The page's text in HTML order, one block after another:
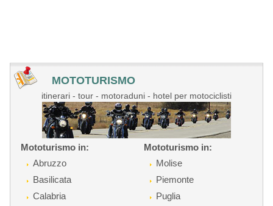
MOTOTURISMO
itinerari - tour - motoraduni - hotel per motociclisti
Mototurismo in:
Abruzzo
Basilicata
Calabria
Mototurismo in:
Molise
Piemonte
Puglia